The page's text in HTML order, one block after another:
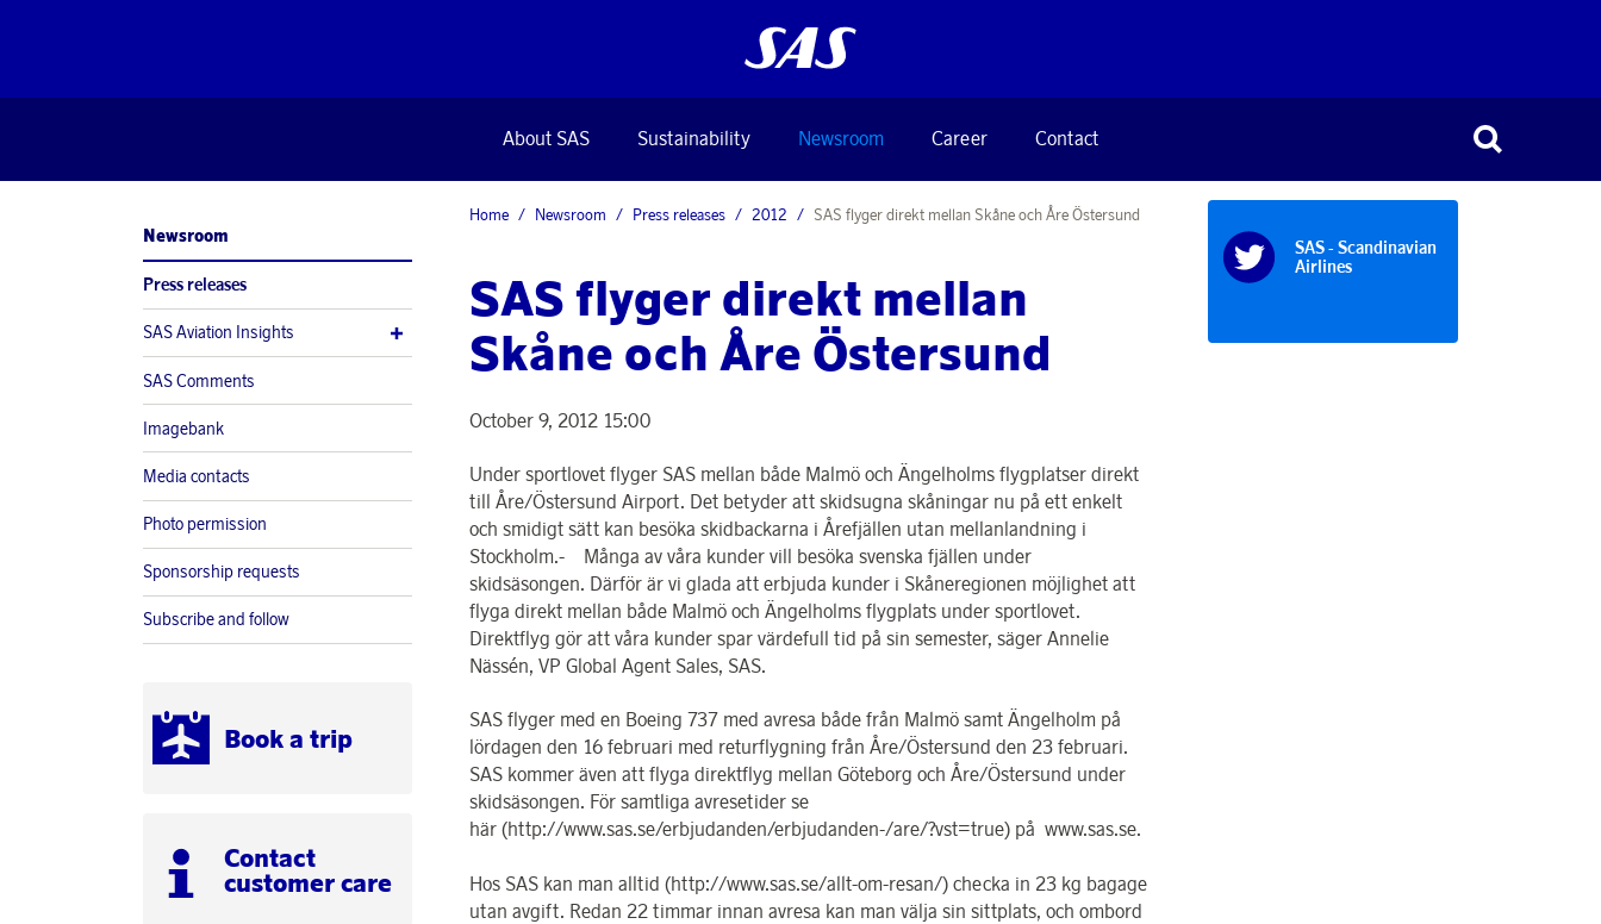
About SAS Sustainability Newsroom Career Contact
Newsroom
Press releases
SAS Aviation Insights
SAS Comments
Imagebank
Media contacts
Photo permission
Sponsorship requests
Subscribe and follow
Book a trip
Contact
customer care
Home Newsroom Press releases 2012 SAS flyger direkt mellan Skåne och Åre Östersund
SAS flyger direkt mellan
Skåne och Åre Östersund
October 9, 2012 15:00
Under sportlovet flyger SAS mellan både Malmö och Ängelholms flygplatser direkt
till Åre/Östersund Airport. Det betyder att skidsugna skåningar nu på ett enkelt
och smidigt sätt kan besöka skidbackarna i Årefjällen utan mellanlandning i
Stockholm.- Många av våra kunder vill besöka svenska fjällen under
skidsäsongen. Därför är vi glada att erbjuda kunder i Skåneregionen möjlighet att
flyga direkt mellan både Malmö och Ängelholms flygplats under sportlovet.
Direktflyg gör att våra kunder spar värdefull tid på sin semester, säger Annelie
Nässén, VP Global Agent Sales, SAS.
SAS flyger med en Boeing 737 med avresa både från Malmö samt Ängelholm på
lördagen den 16 februari med returflygning från Åre/Östersund den 23 februari.
SAS kommer även att flyga direktflyg mellan Göteborg och Åre/Östersund under
skidsäsongen. För samtliga avresetider se
här (http://www.sas.se/erbjudanden/erbjudanden-/are/?vst=true) på www.sas.se.
Hos SAS kan man alltid (http://www.sas.se/allt-om-resan/) checka in 23 kg bagage
utan avgift. Redan 22 timmar innan avresa kan man välja sin sittplats, och ombord
SAS - Scandinavian
Airlines